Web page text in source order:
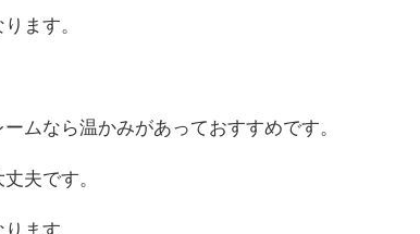
ます。
ムなら温かみがあっておすすめです。
夫です。
ます。